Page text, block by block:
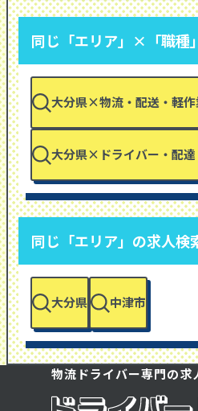
同じ「エリア」×「職種
大分県×物流・配送・軽
大分県×ドライバー・配達
同じ「エリア」の求人検
大分県 中津市
物流ドライバー専門の求